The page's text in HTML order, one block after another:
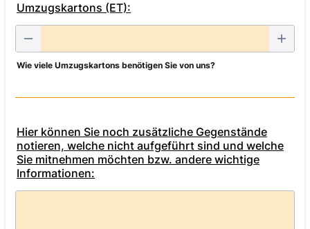
Umzugskartons (ET):
Wie viele Umzugskartons benötigen Sie von uns?
Hier können Sie noch zusätzliche Gegenstände
notieren, welche nicht aufgeführt sind und welche
Sie mitnehmen möchten bzw. andere wichtige
Informationen: